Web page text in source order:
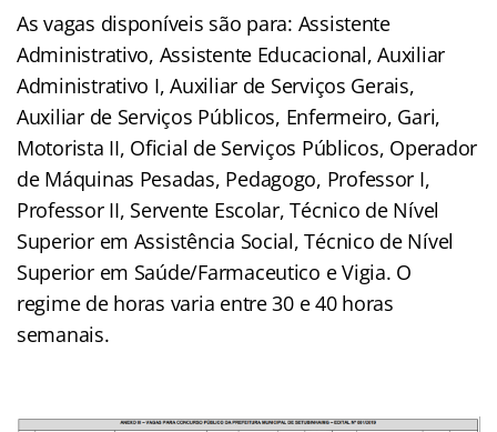
As vagas disponíveis são para: Assistente
Administrativo, Assistente Educacional, Auxiliar
Administrativo I, Auxiliar de Serviços Gerais,
Auxiliar de Serviços Públicos, Enfermeiro, Gari,
Motorista II, Oficial de Serviços Públicos, Operador
de Máquinas Pesadas, Pedagogo, Professor I,
Professor II, Servente Escolar, Técnico de Nível
Superior em Assistência Social, Técnico de Nível
Superior em Saúde/Farmaceutico e Vigia. O
regime de horas varia entre 30 e 40 horas
semanais.